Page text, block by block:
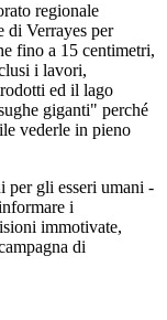
regionale
di Verrayes per
fino a 15 centimetri,
i lavori,
ed il lago
giganti" perché
vederle in pieno
per gli esseri umani -
i
immotivate,
di